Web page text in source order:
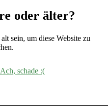
oder älter?
sein, um diese Website zu
Ach, schade :(